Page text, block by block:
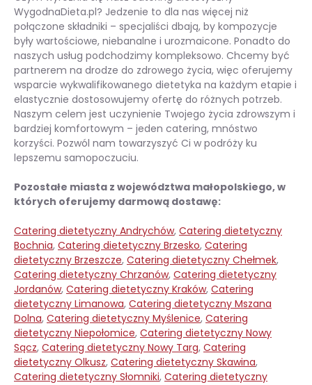
WygodnaDieta.pl? Jedzenie to dla nas więcej niż
połączone składniki – specjaliści dbają, by kompozycje
były wartościowe, niebanalne i urozmaicone. Ponadto do
naszych usług podchodzimy kompleksowo. Chcemy być
partnerem na drodze do zdrowego życia, więc oferujemy
wsparcie wykwalifikowanego dietetyka na każdym etapie i
elastycznie dostosowujemy ofertę do różnych potrzeb.
Naszym celem jest uczynienie Twojego życia zdrowszym i
bardziej komfortowym – jeden catering, mnóstwo
korzyści. Pozwól nam towarzyszyć Ci w podróży ku
lepszemu samopoczuciu.
Pozostałe miasta z województwa małopolskiego, w
których oferujemy darmową dostawę:
Catering dietetyczny Andrychów, Catering dietetyczny
Bochnia, Catering dietetyczny Brzesko, Catering
dietetyczny Brzeszcze, Catering dietetyczny Chełmek,
Catering dietetyczny Chrzanów, Catering dietetyczny
Jordanów, Catering dietetyczny Kraków, Catering
dietetyczny Limanowa, Catering dietetyczny Mszana
Dolna, Catering dietetyczny Myślenice, Catering
dietetyczny Niepołomice, Catering dietetyczny Nowy
Sącz, Catering dietetyczny Nowy Targ, Catering
dietetyczny Olkusz, Catering dietetyczny Skawina,
Catering dietetyczny Słomniki, Catering dietetyczny